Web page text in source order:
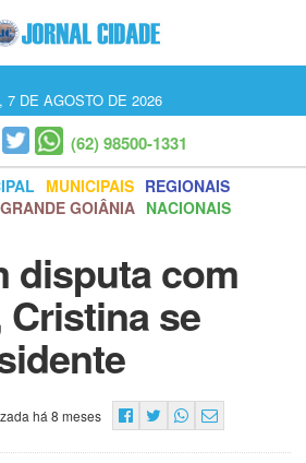
DE AGOSTO DE 2026
(62) 98500-1331
MUNICIPAIS REGIONAIS
GOIÂNIA NACIONAIS
disputa com
se
há 8 meses